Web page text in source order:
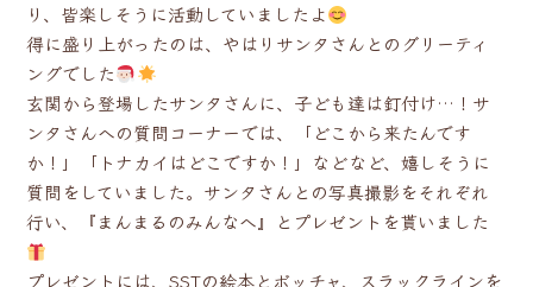
り、皆楽しそうに活動していましたよ
得に盛り上がったのは、やはりサンタさんとのグリーティ
ングでした
玄関から登場したサンタさんに、子ども達は釘付け…！サ
ンタさんへの質問コーナーでは、「どこから来たんです
か！」「トナカイはどこですか！」などなど、嬉しそうに
質問をしていました。サンタさんとの写真撮影をそれぞれ
行い、『まんまるのみんなへ』とプレゼントを貰いました
プレゼントには、SSTの絵本とボッチャ、スラックラインを